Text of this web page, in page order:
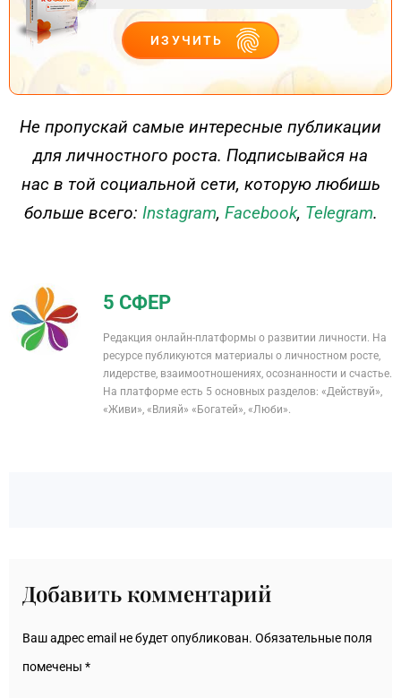
ИЗУЧИТЬ
ДЕЙСТВУЙ
Не пропускай самые интересные публикации
для личностного роста. Подписывайся на
нас в той социальной сети, которую любишь
больше всего: Instagram, Facebook, Telegram.
5 СФЕР
Редакция онлайн-платформы о развитии личности. На
ресурсе публикуются материалы о личностном росте,
лидерстве, взаимоотношениях, осознанности и счастье.
На платформе есть 5 основных разделов: «Действуй»,
«Живи», «Влияй» «Богатей», «Люби».
Добавить комментарий
Ваш адрес email не будет опубликован. Обязательные поля
помечены *